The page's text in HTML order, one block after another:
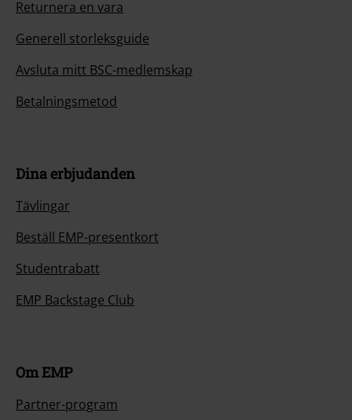
Returnera en vara
Generell storleksguide
Avsluta mitt BSC-medlemskap
Betalningsmetod
Dina erbjudanden
Tävlingar
Beställ EMP-presentkort
Studentrabatt
EMP Backstage Club
Om EMP
Partner-program